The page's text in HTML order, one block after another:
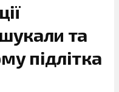
та
підлітка